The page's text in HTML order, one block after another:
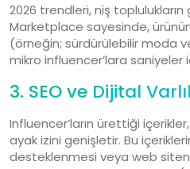
2026 trendleri, niş
Marketplace sayesinde,
(örneğin; sürdürülebilir moda
mikro influencer’lara saniyeler
3. SEO ve Dijital
Influencer’ların ürettiği
ayak izini genişletir. Bu
desteklenmesi veya web